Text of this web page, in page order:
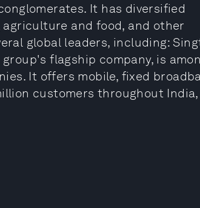
It has diversified
and food, and other
global leaders, including:
flagship company, is
It offers mobile, fixed
customers throughout India,